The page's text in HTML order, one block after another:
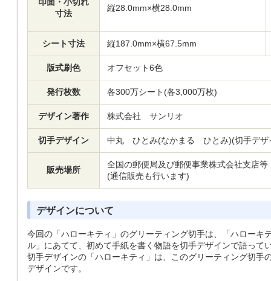
寸法
縦28.0mm×横28.0mm
シート寸法 縦187.0mm×横67.5mm
版式刷色 オフセット6色
発行枚数 各300万シート(各3,000万枚)
デザイン著作 株式会社 サンリオ
切手デザイン 中丸 ひとみ(なかまる ひとみ)(切手デザ
販売場所
全国の郵便局及び郵便事業株式会社支店等
(通信販売も行います)
デザインについて
今回の「ハローキティ」のグリーティング切手は、「ハローキ
ル」にあてて、初めて手紙を書く物語を切手デザインで語って
切手デザインの「ハローキティ」は、このグリーティング切手
デザインです。